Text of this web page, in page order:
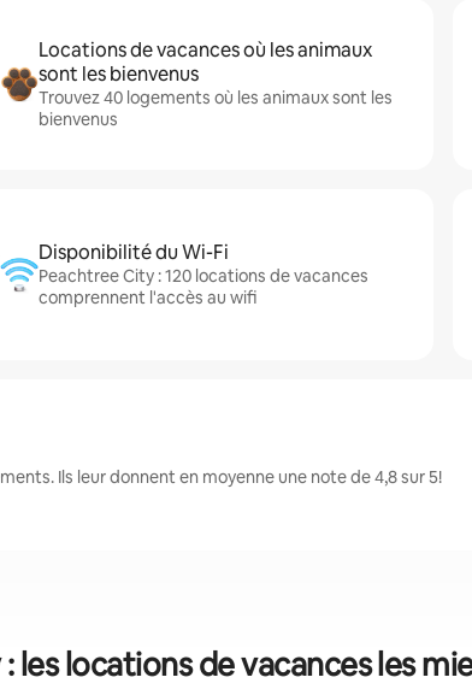
Locations de vacances où les animaux
sont les bienvenus
Trouvez 40 logements où les animaux sont les
bienvenus
Disponibilité du Wi-Fi
Peachtree City : 120 locations de vacances
comprennent l'accès au wifi
Ils leur donnent en moyenne une note de 4,8 sur 5!
les locations de vacances les